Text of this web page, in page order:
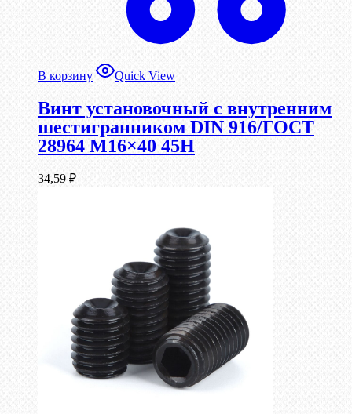
В корзину Quick View
Винт установочный с внутренним
шестигранником DIN 916/ГОСТ
28964 М16×40 45Н
34,59 ₽